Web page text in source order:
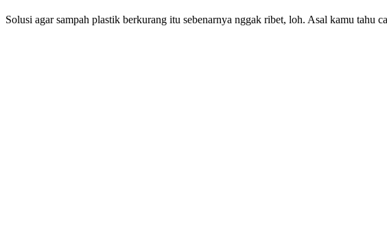
Solusi agar sampah plastik berkurang itu sebenarnya nggak ribet, loh. Asal kamu